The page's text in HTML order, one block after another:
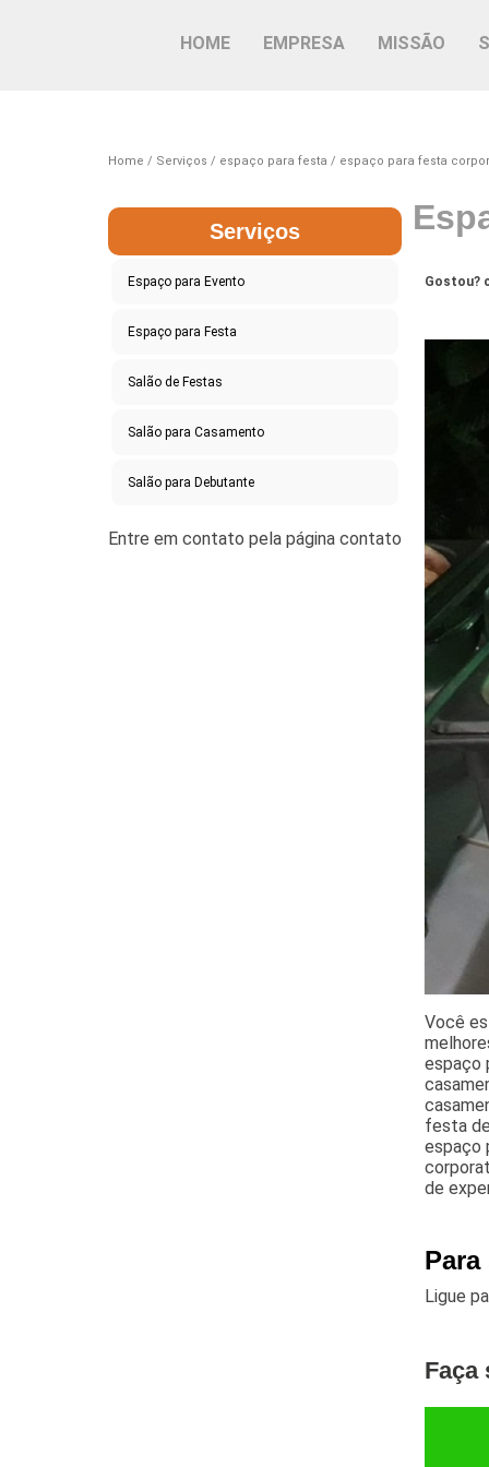
HOME EMPRESA MISSÃO
Home Serviços espaço para festa espaço para festa
Serviços
Espaço para Evento
Espaço para Festa
Salão de Festas
Salão para Casamento
Salão para Debutante
Gostou?
Você
espaço
festa
espaço
de
Ligue
Faça